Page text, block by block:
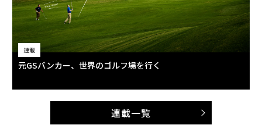
連載
元GSバンカー、世界のゴルフ場を行く
連載一覧